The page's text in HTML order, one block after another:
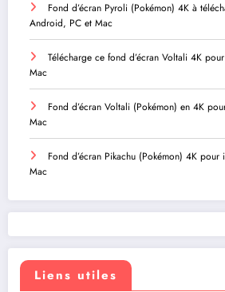
Fond d’écran Pyroli (Pokémon) 4K à
Android, PC et Mac
Télécharge ce fond d’écran Voltali 4K
Mac
Fond d’écran Voltali (Pokémon) en 4K
Mac
Fond d’écran Pikachu (Pokémon) 4K
Mac
Liens utiles